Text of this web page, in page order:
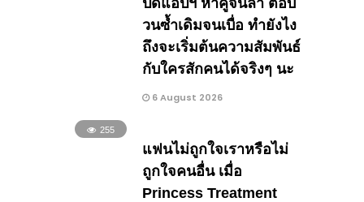
ปัดแอปฯ หาคู่จนล้า ตอบ
วนซ้ำเดิมจนเบื่อ ทำยังไง
ถึงจะเริ่มต้นความสัมพันธ์
กับใครสักคนได้จริงๆ นะ
6 August 2026
255
แฟนไม่ถูกใจเราหรือไม่
ถูกใจคนอื่น เมื่อ
Princess Treatment